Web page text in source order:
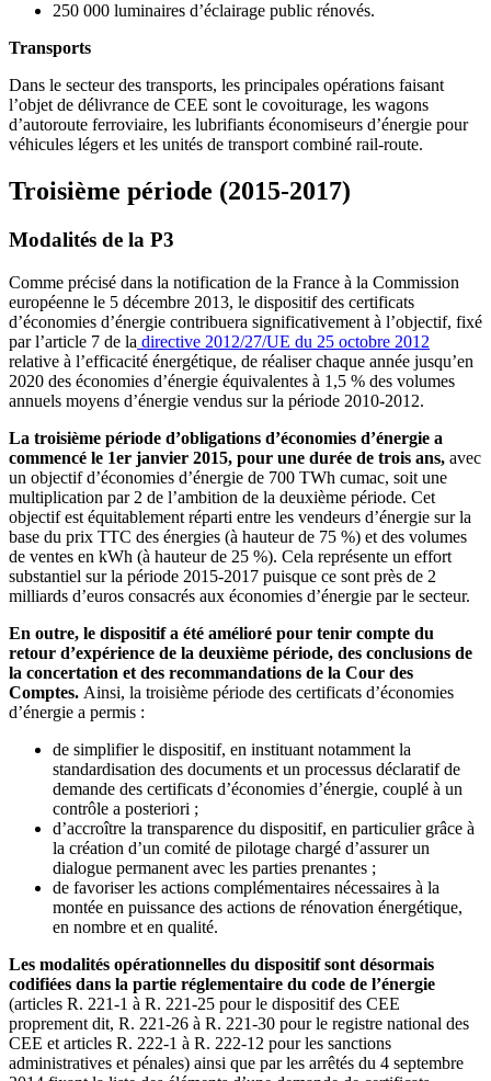
250 000 luminaires d’éclairage public rénovés.
Transports
Dans le secteur des transports, les principales opérations faisant
l’objet de délivrance de CEE sont le covoiturage, les wagons
d’autoroute ferroviaire, les lubrifiants économiseurs d’énergie pour
véhicules légers et les unités de transport combiné rail-route.
Troisième période (2015-2017)
Modalités de la P3
Comme précisé dans la notification de la France à la Commission
européenne le 5 décembre 2013, le dispositif des certificats
d’économies d’énergie contribuera significativement à l’objectif, fixé
par l’article 7 de la directive 2012/27/UE du 25 octobre 2012
relative à l’efficacité énergétique, de réaliser chaque année jusqu’en
2020 des économies d’énergie équivalentes à 1,5 % des volumes
annuels moyens d’énergie vendus sur la période 2010-2012.
La troisième période d’obligations d’économies d’énergie a
commencé le 1er janvier 2015, pour une durée de trois ans, avec
un objectif d’économies d’énergie de 700 TWh cumac, soit une
multiplication par 2 de l’ambition de la deuxième période. Cet
objectif est équitablement réparti entre les vendeurs d’énergie sur la
base du prix TTC des énergies (à hauteur de 75 %) et des volumes
de ventes en kWh (à hauteur de 25 %). Cela représente un effort
substantiel sur la période 2015-2017 puisque ce sont près de 2
milliards d’euros consacrés aux économies d’énergie par le secteur.
En outre, le dispositif a été amélioré pour tenir compte du
retour d’expérience de la deuxième période, des conclusions de
la concertation et des recommandations de la Cour des
Comptes. Ainsi, la troisième période des certificats d’économies
d’énergie a permis :
de simplifier le dispositif, en instituant notamment la
standardisation des documents et un processus déclaratif de
demande des certificats d’économies d’énergie, couplé à un
contrôle a posteriori ;
d’accroître la transparence du dispositif, en particulier grâce à
la création d’un comité de pilotage chargé d’assurer un
dialogue permanent avec les parties prenantes ;
de favoriser les actions complémentaires nécessaires à la
montée en puissance des actions de rénovation énergétique,
en nombre et en qualité.
Les modalités opérationnelles du dispositif sont désormais
codifiées dans la partie réglementaire du code de l’énergie
(articles R. 221-1 à R. 221-25 pour le dispositif des CEE
proprement dit, R. 221-26 à R. 221-30 pour le registre national des
CEE et articles R. 222-1 à R. 222-12 pour les sanctions
administratives et pénales) ainsi que par les arrêtés du 4 septembre